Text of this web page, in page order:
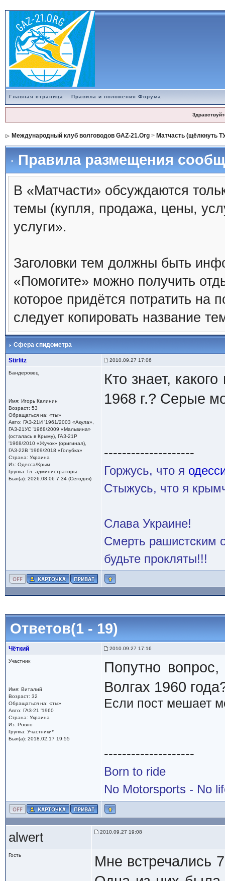
Главная страница Правила и положения Форума
Международный клуб волговодов GAZ-21.Org> Матчасть (щёлкнуть
Правила размещения
В «Матчасти» обсуждаются
темы (купля, продажа, цены,
услуги».
Заголовки тем должны быть
«Помогите» можно получить
которое придётся потратить на
следует копировать название
Сфера спидометра
Stirlitz 2010.09.27 17:06
Бандеровец
Имя: Игорь Калинин
Возраст: 53
Обращаться на: «ты»
Авто: ГАЗ-21И '1961/2003 «Акула»,
ГАЗ-21УС '1968/2009 «Мальвина»
(осталась в Крыму), ГАЗ-21Р
'1968/2010 «Жучок» (оригинал),
ГАЗ-22В '1969/2018 «Голубка»
Страна: Украина
Из: Одесса/Крым
Группа: Гл. администраторы
Был(а): 2026.08.06 7:34 (Сегодня)
Кто знает,
1968 г.? Серые
--------------------
Горжусь, что я
Стыжусь, что я
Слава Украине!
Смерть рашистским
будьте прокляты!!!
Ответов(1 - 19)
Чёткий 2010.09.27 17:16
Участник
Имя: Виталий
Возраст: 32
Обращаться на: «ты»
Авто: ГАЗ-21 '1960
Страна: Украина
Из: Ровно
Группа: Участники*
Был(а): 2018.02.17 19:55
Попутно
Волгах 1960
Если пост мешает
--------------------
Born to ride
No Motorsports - No
alwert 2010.09.27 19:08
Гость
Мне встречались